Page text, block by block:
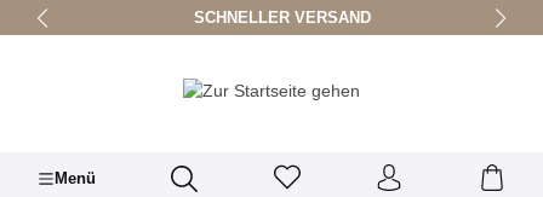
springen SCHNELLER VERSAND
Menü